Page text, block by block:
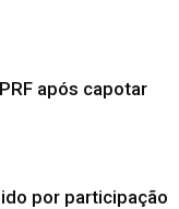
após capotar
por participação